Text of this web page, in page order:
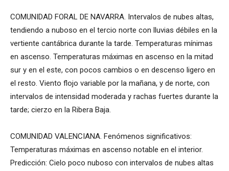
COMUNIDAD FORAL DE NAVARRA. Intervalos de nubes altas,
tendiendo a nuboso en el tercio norte con lluvias débiles en la
vertiente cantábrica durante la tarde. Temperaturas mínimas
en ascenso. Temperaturas máximas en ascenso en la mitad
sur y en el este, con pocos cambios o en descenso ligero en
el resto. Viento flojo variable por la mañana, y de norte, con
intervalos de intensidad moderada y rachas fuertes durante la
tarde; cierzo en la Ribera Baja.
COMUNIDAD VALENCIANA. Fenómenos significativos:
Temperaturas máximas en ascenso notable en el interior.
Predicción: Cielo poco nuboso con intervalos de nubes altas